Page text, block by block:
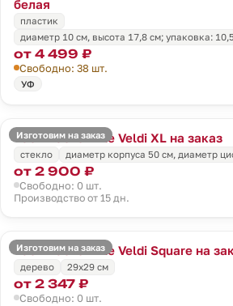
белая
пластик
диаметр 10 см, высота 17,8 см; упаковка:
от 4 499 ₽
Свободно: 38 шт.
УФ
Изготовим на заказ
Часы настенные Veldi XL на заказ
стекло
диаметр корпуса 50 см, диаметр
от 2 900 ₽
Свободно: 0 шт.
Производство от 15 дн.
Изготовим на заказ
Часы настенные Veldi Square на
дерево
29х29 см
от 2 347 ₽
Свободно: 0 шт.